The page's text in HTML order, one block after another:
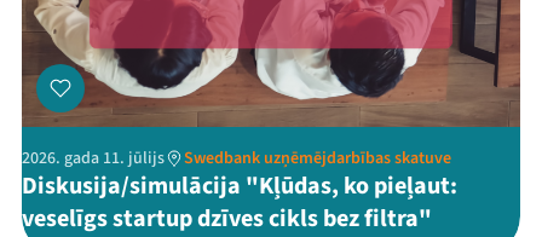
2026. gada 11. jūlijs Swedbank uzņēmējdarbības skatuve
Diskusija/simulācija "Kļūdas, ko pieļaut:
veselīgs startup dzīves cikls bez filtra"